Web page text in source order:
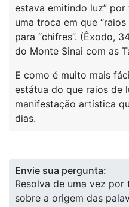
estava emitindo luz”
uma troca em que
para “chifres”. (Êxodo,
do Monte Sinai com as
E como é muito mais
estátua do que raios de
manifestação artística
dias.
Envie sua pergunta:
Resolva de uma vez por
sobre a origem das